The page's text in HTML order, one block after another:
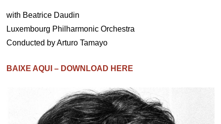
with Beatrice Daudin
Luxembourg Philharmonic Orchestra
Conducted by Arturo Tamayo
BAIXE AQUI – DOWNLOAD HERE